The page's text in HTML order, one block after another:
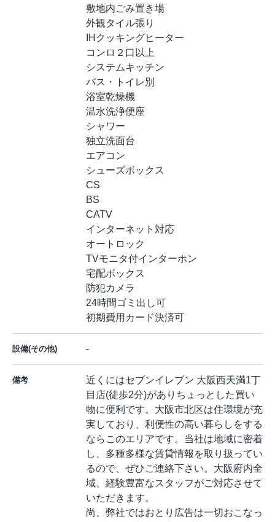
敷地内ごみ置き場
外観タイル張り
IHクッキングヒーター
コンロ２口以上
システムキッチン
バス・トイレ別
浴室乾燥機
温水洗浄便座
シャワー
独立洗面台
エアコン
シューズボックス
CS
BS
CATV
インターネット対応
オートロック
TVモニタ付インターホン
宅配ボックス
防犯カメラ
24時間ゴミ出し可
初期費用カード決済可
設備(その他) -
備考
近くにはセブンイレブン 大阪西天満1丁
目店(徒歩2分)がありちょっとした買い
物に便利です。大阪市北区は住環境が充
実しており、利便性の高い暮らしをする
ならこのエリアです。当社は地域に密着
し、多種多様な賃貸情報を取り扱ってい
るので、ぜひご連絡下さい。大阪府内全
域、経験豊富なスタッフがご対応させて
いただきます。
尚、弊社ではおとり広告は一切おこなっ